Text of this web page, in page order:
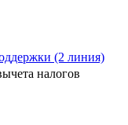
(2 линия)
налогов